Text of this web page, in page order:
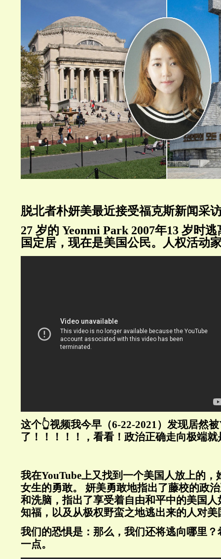
脱北者朴妍美最近接受福克斯新闻采
27 岁的 Yeonmi Park 2007年13 岁时逃
国定居，现在是美国公民。人权活动
这个👆视频我今早（6-22-2021）发现居然
了！！！！！，看看！政治正确走向极端
我在YouTube上又找到一个美国人放上的，
女生的勇敢。 妍美勇敢地指出了藤校的政
和洗脑，指出了享受着自由和平中的美国
知福，以及从极权野蛮之地逃出来的人对
我们的恐惧是：那么，我们还将逃向哪里
一点。